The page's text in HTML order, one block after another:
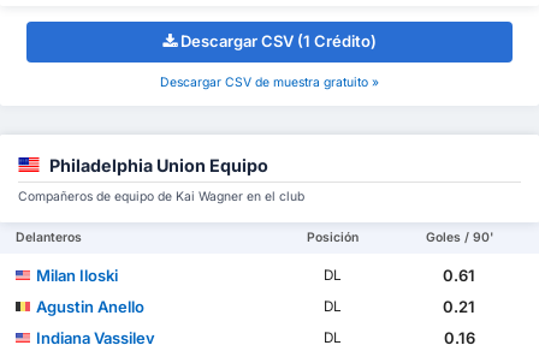
Descargar CSV (1 Crédito)
Descargar CSV de muestra gratuito »
Philadelphia Union Equipo
Compañeros de equipo de Kai Wagner en el club
Delanteros Posición Goles / 90'
Milan Iloski DL
0.61
Agustin Anello
DL
0.21
Indiana Vassilev
DL
0.16